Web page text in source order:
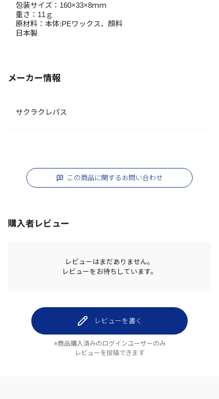
包装サイズ：160×33×8ｍｍ
重さ：11ｇ
原材料：本体:PEワックス、顔料
日本製
メーカー情報
サクラクレパス
この商品に関するお問い合わせ
購入者レビュー
レビューはまだありません。
レビューをお待ちしています。
レビューを書く
※商品購入済みのログインユーザーのみ
レビューを投稿できます